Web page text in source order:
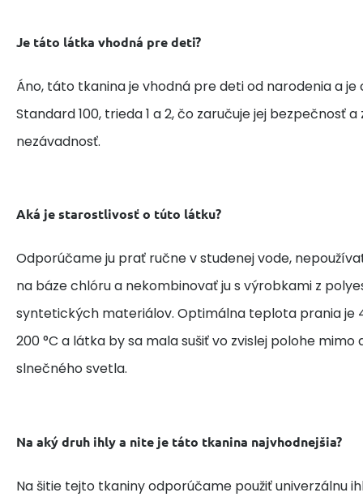
Je táto látka vhodná pre deti?
Áno, táto tkanina je vhodná pre deti od narodenia a
Standard 100, trieda 1 a 2, čo zaručuje jej bezpečnosť
nezávadnosť.
Aká je starostlivosť o túto látku?
Odporúčame ju prať ručne v studenej vode,
na báze chlóru a nekombinovať ju s výrobkami z
syntetických materiálov. Optimálna teplota prania je
200 °C a látka by sa mala sušiť vo zvislej polohe
slnečného svetla.
Na aký druh ihly a nite je táto tkanina najvhodnejšia?
Na šitie tejto tkaniny odporúčame použiť univerzálnu